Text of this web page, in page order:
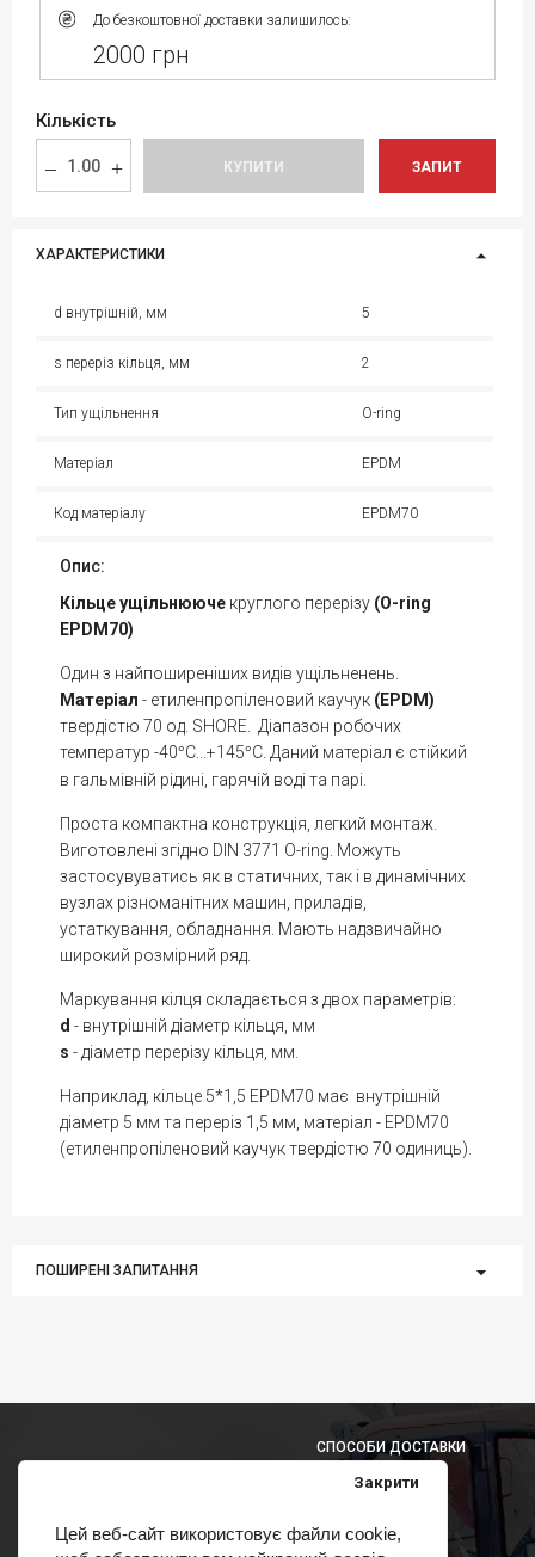
Цей веб-сайт використовує файли cookie,
Закрити
До безкоштовної доставки залишилось:
2000 грн
Кількість
КУПИТИ ЗАПИТ
ХАРАКТЕРИСТИКИ
d внутрішній, мм 5
s переріз кільця, мм 2
Тип ущільнення O-ring
Матеріал EPDM
Код матеріалу EPDM70
Опис:
Кільцеущільнююче круглого перерізу (O-ring
EPDM70)
Один з найпоширеніших видів ущільненень.
Матеріал - етиленпропіленовий каучук (EPDM)
твердістю 70 од. SHORE. Діапазон робочих
температур -40°С...+145°С. Даний матеріал є стійкий
в гальмівній рідині, гарячій воді та парі.
Проста компактна конструкція, легкий монтаж.
Виготовлені згідно DIN 3771 O-ring. Можуть
застосувуватись як в статичних, так і в динамічних
вузлах різноманітних машин, приладів,
устаткування, обладнання. Мають надзвичайно
широкий розмірний ряд.
Маркування кілця складається з двох параметрів:
d - внутрішній діаметр кільця, мм
s - діаметр перерізу кільця, мм.
Наприклад, кільце 5*1,5 EPDM70 має внутрішній
діаметр 5 мм та переріз 1,5 мм, матеріал - EPDM70
(етиленпропіленовий каучук твердістю 70 одиниць).
ПОШИРЕНІ ЗАПИТАННЯ
СПОСОБИ ДОСТАВКИ